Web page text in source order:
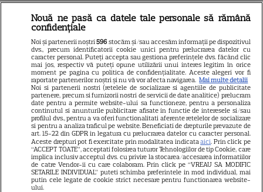
Nouă ne pasă ca datele tale personale să rămână
confidențiale
Noi și partenerii noștri596 stocăm și/sau accesăm informații pe dispozitivul
dvs., precum identificatorii cookie unici pentru prelucrarea datelor cu
caracter personal. Puteți accepta sau gestiona preferințele dvs. făcând clic
mai jos, respectiv vă puteți opune utilizării unui interes legitim în orice
moment pe pagina cu politica de confidențialitate. Aceste alegeri vor fi
raportate partenerilor noștri și nu vă vor afecta navigarea. Mai multe detalii
Noi si partenerii nostri (retelele de socializare si agentiile de publicitate
partenere, precum si furnizorii nostri de servicii de date analitice) prelucram
date pentru a permite website-ului sa functioneze, pentru a personaliza
continutul si anunturile publicitare afisate in functie de interesele si/sau
profilul dvs., pentru a va oferi functionalitati aferente retelelor de socializare
si pentru a analiza traficul pe website. Beneficiati de drepturile prevazute de
art. 15-22 din GDPR in legatura cu prelucrarea datelor cu caracter personal.
Aceste drepturi pot fi exercitate prin modalitatea indicataaici. Prin click pe
“ACCEPT TOATE”, acceptati folosirea tuturor Tehnologiilor de tip Cookie, care
implica inclusiv acceptul dvs. cu privire la stocarea/accesarea informatiilor
de catre Vendor-ii cu care colaboram. Prin click pe “VREAU SA MODIFIC
SETARILE INDIVIDUAL” puteti schimba preferintele in mod individual, mai
putin cele legate de cookie strict necesare pentru functionarea website-
ului.